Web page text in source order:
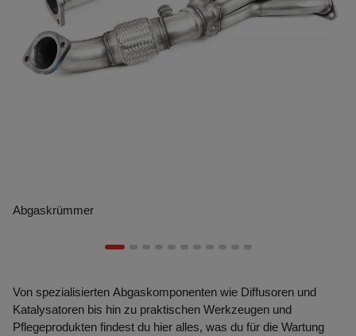
Abgaskrümmer
Von spezialisierten Abgaskomponenten wie Diffusoren und
Katalysatoren bis hin zu praktischen Werkzeugen und
Pflegeprodukten findest du hier alles, was du für die Wartung